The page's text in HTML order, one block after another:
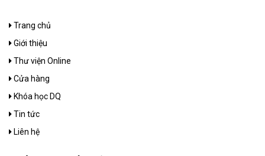
Trang chủ
Giới thiệu
Thư viện Online
Cửa hàng
Khóa học DQ
Tin tức
Liên hệ